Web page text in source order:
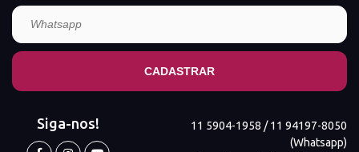
Siga-nos!
11 5904-1958 / 11 94197-8050
(Whatsapp)